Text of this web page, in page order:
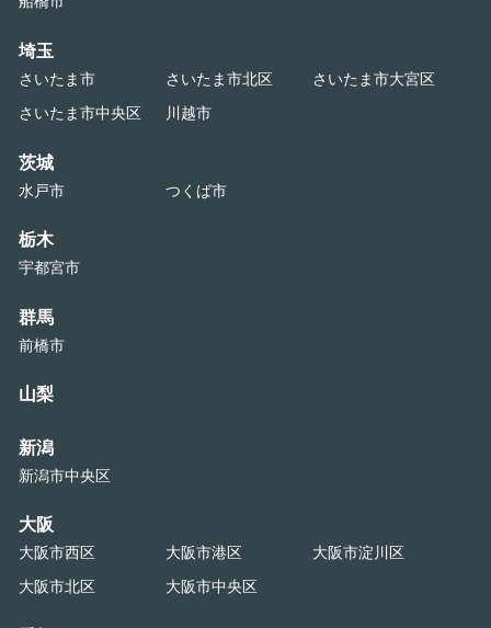
埼玉
さいたま市 さいたま市北区
さいたま市大宮区
さいたま市中央区
川越市
茨城
水戸市 つくば市
栃木
宇都宮市
群馬
前橋市
山梨
新潟
新潟市中央区
大阪
大阪市西区 大阪市港区
大阪市淀川区
大阪市北区
大阪市中央区